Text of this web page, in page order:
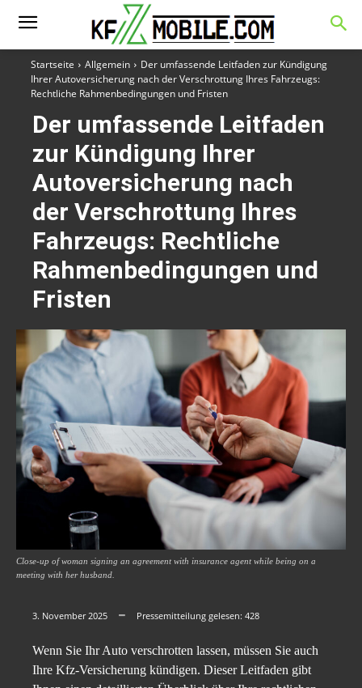
Startseite Allgemein
Der umfassende Leitfaden zur Kündigung
Ihrer Autoversicherung nach der Verschrottung Ihres Fahrzeugs:
Rechtliche Rahmenbedingungen und Fristen
Der umfassende Leitfaden
zur Kündigung Ihrer
Autoversicherung nach
der Verschrottung Ihres
Fahrzeugs: Rechtliche
Rahmenbedingungen und
Fristen
Close-up of woman signing an agreement with insurance agent while being on a
meeting with her husband.
3. November 2025 Pressemitteilung gelesen: 428
Wenn Sie Ihr Auto verschrotten lassen, müssen Sie auch
Ihre Kfz-Versicherung kündigen. Dieser Leitfaden gibt